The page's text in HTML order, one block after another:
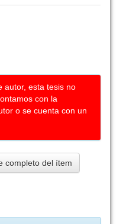
autor, esta tesis no
con la
o se cuenta con un
completo del ítem